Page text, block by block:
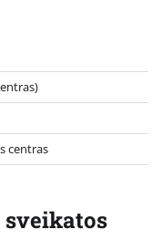
centras